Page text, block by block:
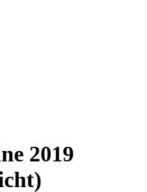
2019